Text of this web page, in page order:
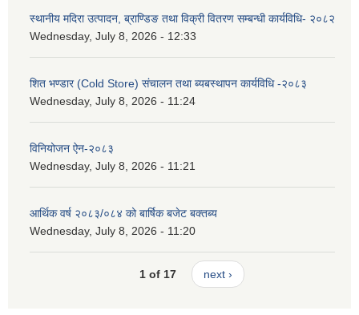
स्थानीय मदिरा उत्पादन, ब्राण्डिङ तथा विक्री वितरण सम्बन्धी कार्यविधि- २०८२
Wednesday, July 8, 2026 - 12:33
शित भण्डार (Cold Store) संचालन तथा ब्यबस्थापन कार्यविधि -२०८३
Wednesday, July 8, 2026 - 11:24
विनियोजन ऐन-२०८३
Wednesday, July 8, 2026 - 11:21
आर्थिक वर्ष २०८३/०८४ को बार्षिक बजेट बक्तब्य
Wednesday, July 8, 2026 - 11:20
1 of 17 next ›